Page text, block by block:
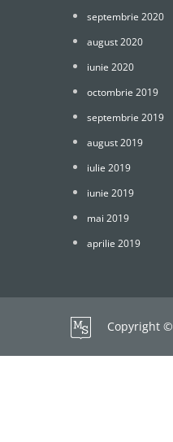
septembrie 2020
august 2020
iunie 2020
octombrie 2019
septembrie 2019
august 2019
iulie 2019
iunie 2019
mai 2019
aprilie 2019
Copyright ©